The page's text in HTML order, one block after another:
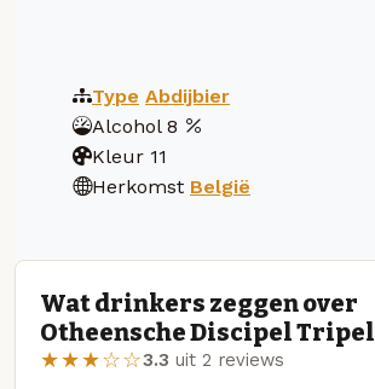
Type Abdijbier
Alcohol 8
Kleur 11
Herkomst België
Wat drinkers zeggen over
Otheensche Discipel Tripel
★★★☆☆3.3 uit 2 reviews